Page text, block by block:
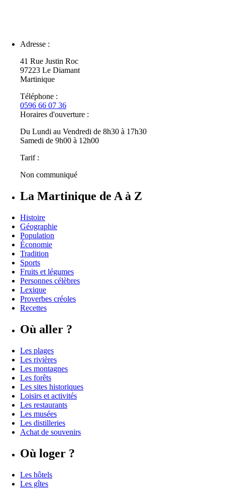
Adresse :
41 Rue Justin Roc
97223 Le Diamant
Martinique
Téléphone :
0596 66 07 36
Horaires d'ouverture :
Du Lundi au Vendredi de 8h30 à 17h30
Samedi de 9h00 à 12h00
Tarif :
Non communiqué
La Martinique de A à Z
Histoire
Géographie
Population
Économie
Tradition
Sports
Fruits et légumes
Personnes célèbres
Lexique
Proverbes créoles
Recettes
Où aller ?
Les plages
Les rivières
Les montagnes
Les forêts
Les sites historiques
Loisirs et activités
Les restaurants
Les musées
Les distilleries
Achat de souvenirs
Où loger ?
Les hôtels
Les gîtes